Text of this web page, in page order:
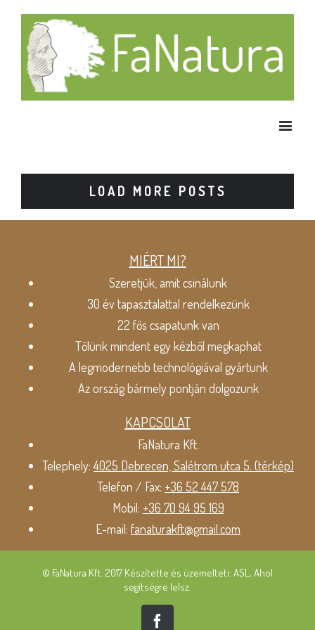
LOAD MORE POSTS
MIÉRT MI?
Szeretjük, amit csinálunk
30 év tapasztalattal rendelkezünk
22 fős csapatunk van
Tőlünk mindent egy kézből megkaphat
A legmodernebb technológiával gyártunk
Az ország bármely pontján dolgozunk
KAPCSOLAT
FaNatura Kft.
Telephely:4025 Debrecen, Salétrom utca 5. (térkép)
Telefon / Fax: +36 52 447 578
Mobil: +36 70 94 95 169
E-mail: fanaturakft@gmail.com
© FaNatura Kft. 2017 Készítette és üzemelteti: ASL, Ahol
segítségre lelsz.